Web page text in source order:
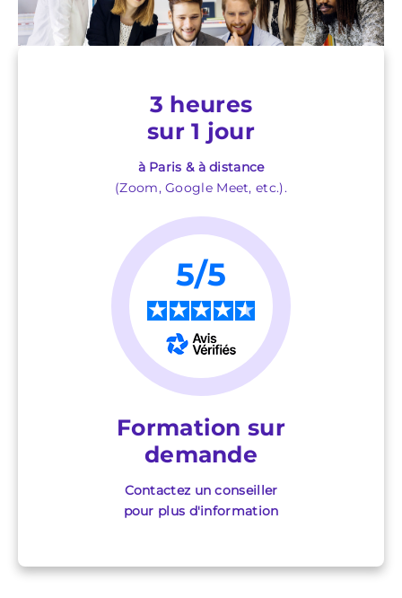
3 heures
sur 1 jour
à Paris & à distance
(Zoom, Google Meet, etc.).
5/5
★★★★★
Formation sur
demande
Contactez un conseiller
pour plus d'information